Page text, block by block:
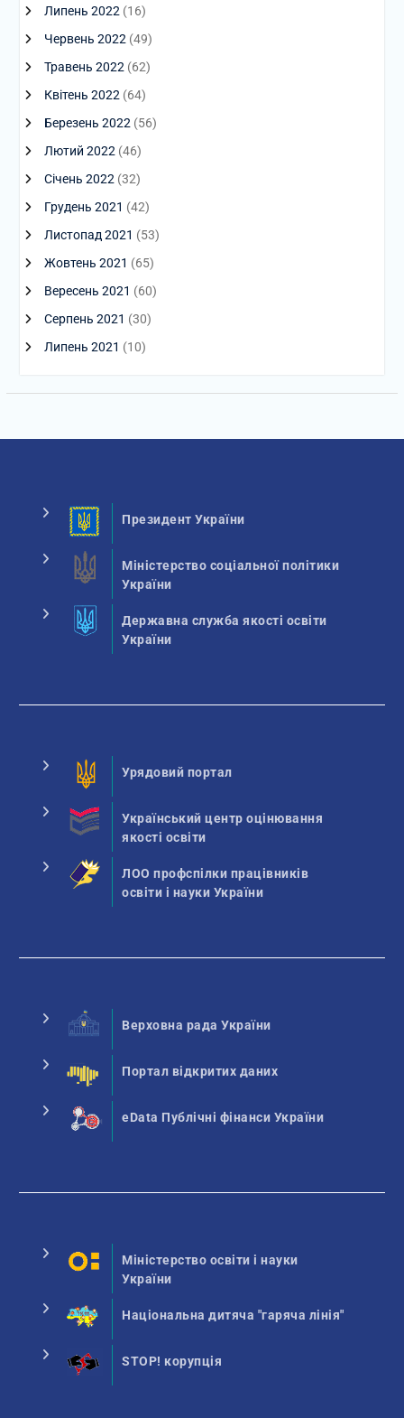
Липень 2022 (16)
Червень 2022 (49)
Травень 2022 (62)
Квітень 2022 (64)
Березень 2022 (56)
Лютий 2022 (46)
Січень 2022 (32)
Грудень 2021 (42)
Листопад 2021 (53)
Жовтень 2021 (65)
Вересень 2021 (60)
Серпень 2021 (30)
Липень 2021 (10)
Президент України
Міністерство соціальної політики
України
Державна служба якості освіти
України
Урядовий портал
Український центр оцінювання
якості освіти
ЛОО профспілки працівників
освіти і науки України
Верховна рада України
Портал відкритих даних
eData Публічні фінанси України
Міністерство освіти і науки
України
Національна дитяча "гаряча лінія"
STOP! корупція